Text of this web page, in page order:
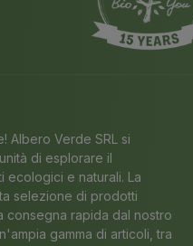
Albero Verde SRL si
di esplorare il
ecologici e naturali. La
selezione di prodotti
consegna rapida dal nostro
gamma di articoli, tra